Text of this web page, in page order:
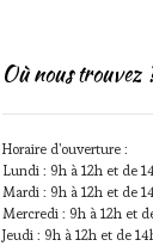
Où nous trouvez
Horaire d'ouverture :
Lundi : 9h à 12h et de
Mardi : 9h à 12h et de
Mercredi : 9h à 12h et
Jeudi : 9h à 12h et de